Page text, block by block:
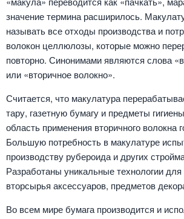
значение термина расширилось.
называть все отходы производства и
волокон целлюлозы, которые можно
повторно. Синонимами являются слова
или «вторичное волокно».
Считается, что макулатура
тару, газетную бумагу и предметы
область применения вторичного волокна
Большую потребность в макулатуре
производству рубероида и других
Разработаны уникальные технологии
вторсырья аксессуаров, предметов
Во всем мире бумага производится и